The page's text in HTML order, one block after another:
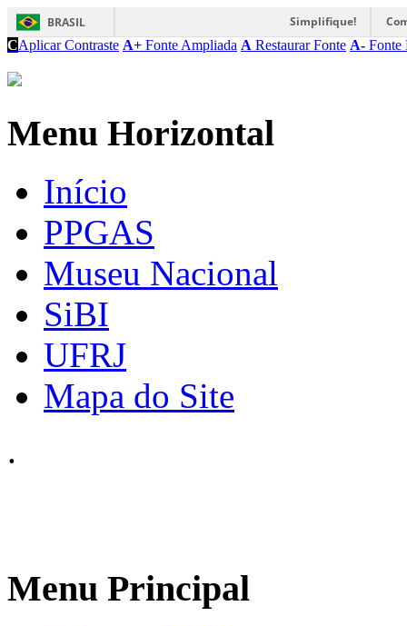
BRASIL Simplifique!
CAplicar Contraste A+ Fonte Ampliada A Restaurar Fonte A- Fonte
Menu Horizontal
Início
PPGAS
Museu Nacional
SiBI
UFRJ
Mapa do Site
.
Menu Principal